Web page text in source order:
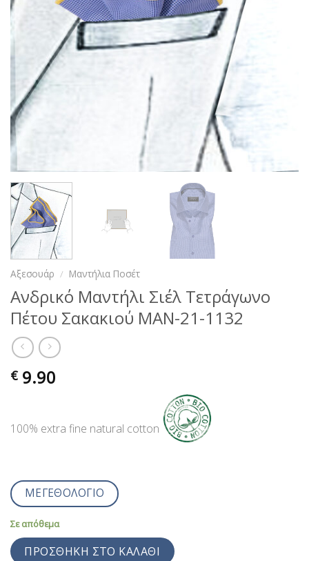
Αξεσουάρ / Μαντήλια Ποσέτ
Ανδρικό Μαντήλι Σιέλ Τετράγωνο
Πέτου Σακακιού MAN-21-1132
€ 9.90
100% extra fine natural cotton
ΜΕΓΕΘΟΛΟΓΙΟ
Σε απόθεμα
ΠΡΟΣΘΉΚΗ ΣΤΟ ΚΑΛΆΘΙ